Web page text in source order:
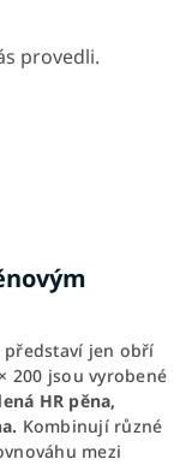
provedli.
představí jen obří
200 jsou vyrobené
HR pěna,
Kombinují různé
mezi